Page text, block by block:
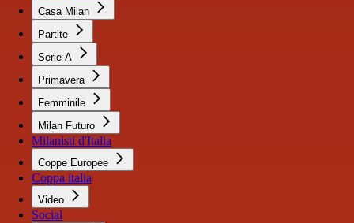
Casa Milan
Partite
Serie A
Primavera
Femminile
Milan Futuro
Milanisti d'Italia
Coppe Europee
Coppa italia
Video
Social